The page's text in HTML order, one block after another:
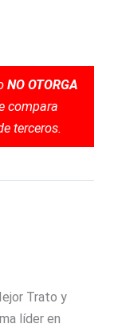
NO OTORGA
compara
terceros.
Trato y
líder en